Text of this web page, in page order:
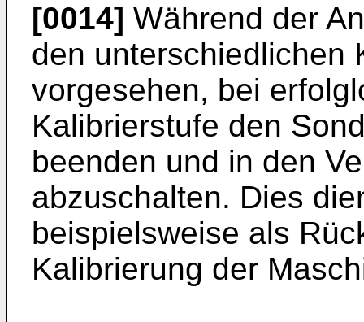
[0014] Während der
den unterschiedlichen
vorgesehen, bei
Kalibrierstufe den
beenden und in den
abzuschalten. Dies
beispielsweise als
Kalibrierung der